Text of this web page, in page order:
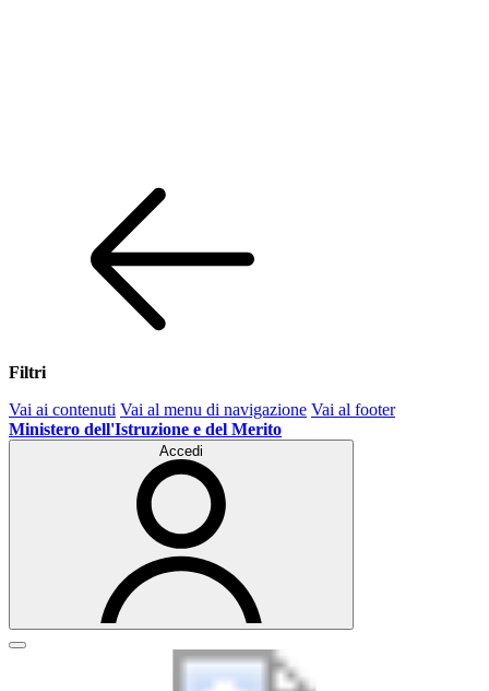
Filtri
Vai ai contenuti Vai al menu di navigazione Vai al footer
Ministero dell'Istruzione e del Merito
Accedi